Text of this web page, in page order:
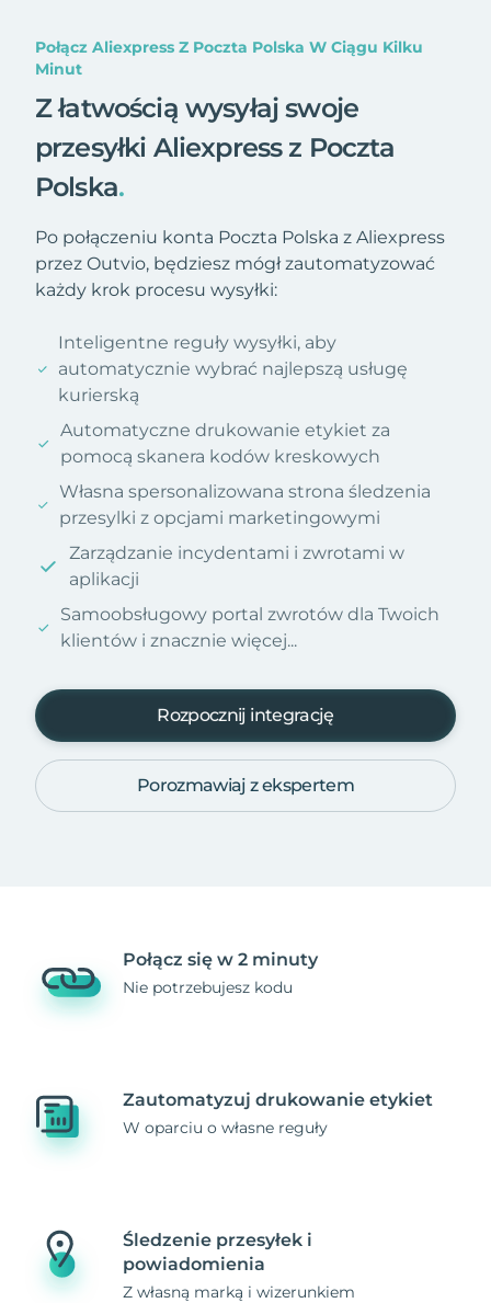
Połącz Aliexpress Z Poczta Polska W Ciągu Kilku
Minut
Z łatwością wysyłaj swoje
przesyłki Aliexpress z Poczta
Polska.
Po połączeniu konta Poczta Polska z Aliexpress
przez Outvio, będziesz mógł zautomatyzować
każdy krok procesu wysyłki:
Inteligentne reguły wysyłki, aby
automatycznie wybrać najlepszą usługę
kurierską
Automatyczne drukowanie etykiet za
pomocą skanera kodów kreskowych
Własna spersonalizowana strona śledzenia
przesylki z opcjami marketingowymi
Zarządzanie incydentami i zwrotami w
aplikacji
Samoobsługowy portal zwrotów dla Twoich
klientów i znacznie więcej...
Rozpocznij integrację
Porozmawiaj z ekspertem
Połącz się w 2 minuty
Nie potrzebujesz kodu
Zautomatyzuj drukowanie etykiet
W oparciu o własne reguły
Śledzenie przesyłek i
powiadomienia
Z własną marką i wizerunkiem